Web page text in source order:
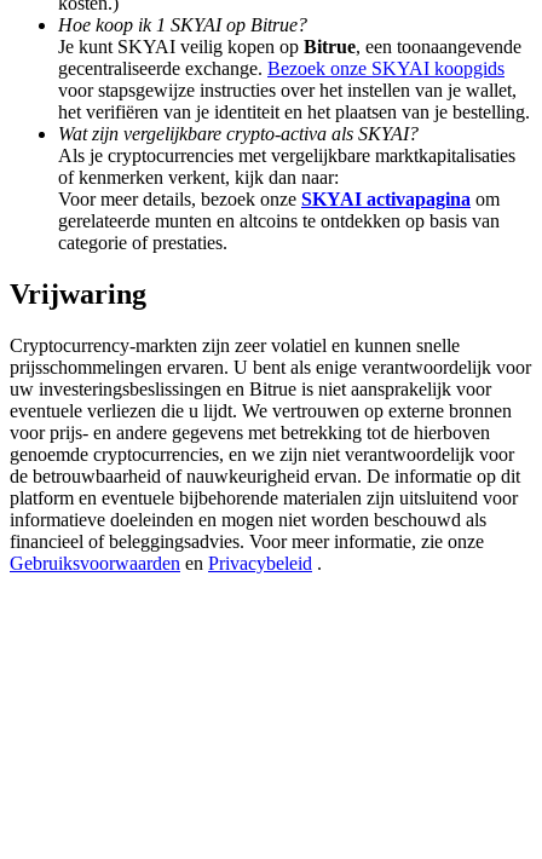
BTC Welcome Rewards
Deposit & Trade BTC to Share 25000 USDT prize pool!
Deposit CASHCAT & Win
Share 500000 CASHCAT prize pool
Register & Trade to Win 500,000 USDT
Precious Metals Trading Carnival
Trade Gold & Silver · 33,333 USDT Bonus
Hoe koop ik 1 SKYAI op Bitrue?
Je kunt SKYAI veilig kopen op Bitrue, een toonaangevende
gecentraliseerde exchange. Bezoek onze SKYAI koopgids
voor stapsgewijze instructies over het instellen van je wallet,
het verifiëren van je identiteit en het plaatsen van je bestelling.
Wat zijn vergelijkbare crypto-activa als SKYAI?
Als je cryptocurrencies met vergelijkbare marktkapitalisaties
of kenmerken verkent, kijk dan naar:
Voor meer details, bezoek onze SKYAI activapagina om
gerelateerde munten en altcoins te ontdekken op basis van
categorie of prestaties.
Vrijwaring
Cryptocurrency-markten zijn zeer volatiel en kunnen snelle
prijsschommelingen ervaren. U bent als enige verantwoordelijk voor
uw investeringsbeslissingen en Bitrue is niet aansprakelijk voor
eventuele verliezen die u lijdt. We vertrouwen op externe bronnen
voor prijs- en andere gegevens met betrekking tot de hierboven
genoemde cryptocurrencies, en we zijn niet verantwoordelijk voor
de betrouwbaarheid of nauwkeurigheid ervan. De informatie op dit
platform en eventuele bijbehorende materialen zijn uitsluitend voor
informatieve doeleinden en mogen niet worden beschouwd als
financieel of beleggingsadvies. Voor meer informatie, zie onze
Gebruiksvoorwaarden en Privacybeleid .